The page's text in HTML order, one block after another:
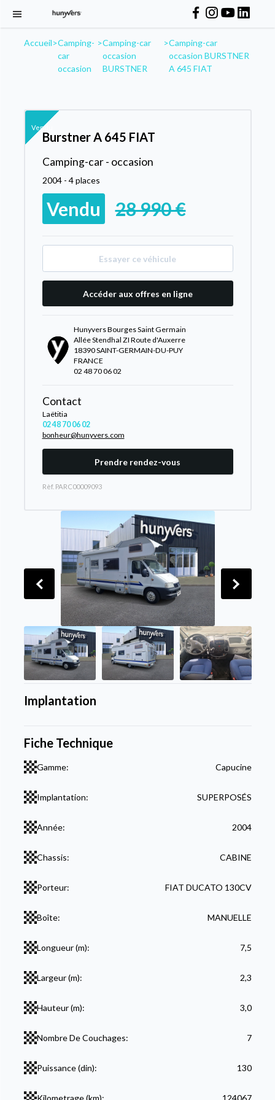
Accueil>Camping-
car
occasion
>Camping-car
occasion
BURSTNER
>Camping-car
occasion BURSTNER
A 645 FIAT
Vendu
Burstner A 645 FIAT
Camping-car - occasion
2004 - 4 places
Vendu 28 990 €
Essayer ce véhicule
Accéder aux offres en ligne
Hunyvers Bourges Saint Germain
Allée Stendhal ZI Route d'Auxerre
18390 SAINT-GERMAIN-DU-PUY
FRANCE
02 48 70 06 02
Contact
Laëtitia
02 48 70 06 02
bonheur@hunyvers.com
Prendre rendez-vous
Rèf. PARC00009093
Implantation
Fiche Technique
Gamme: Capucine
Implantation: SUPERPOSÉS
Année: 2004
Chassis: CABINE
Porteur: FIAT DUCATO 130CV
Boîte: MANUELLE
Longueur (m): 7,5
Largeur (m): 2,3
Hauteur (m): 3,0
Nombre De Couchages: 7
Puissance (din): 130
Kilometrage (km): 124067